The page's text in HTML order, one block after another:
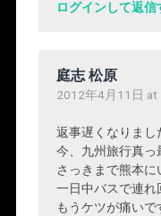
ログインして返信
庭志 松原
2012年4月11日 at
返事遅くなりまし
今、九州旅行真っ
さっきまで熊本に
一日中バスで連れ
もうケツが痛いで